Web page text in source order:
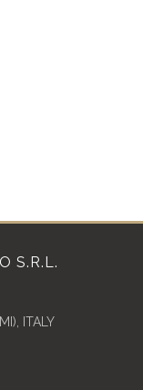
S.R.L.
ITALY